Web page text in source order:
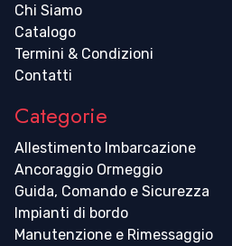
Chi Siamo
Catalogo
Termini & Condizioni
Contatti
Categorie
Allestimento Imbarcazione
Ancoraggio Ormeggio
Guida, Comando e Sicurezza
Impianti di bordo
Manutenzione e Rimessaggio